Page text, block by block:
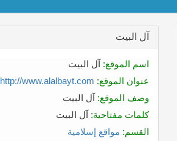
آل البيت
اسم الموقع: آل البيت
عنوان الموقع: http://www.alalbayt.com
وصف الموقع: آل البيت
كلمات مفتاحية: آل البيت
القسم: مواقع إسلامية